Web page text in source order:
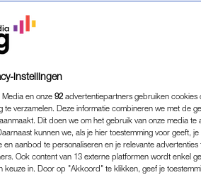
instellingen
en onze 92 advertentiepartners gebruiken
te verzamelen. Deze informatie combineren we met de
Dit doen we om het gebruik van onze media te
kunnen we, als je hier toestemming voor geeft,
en aanbod te personaliseren en je relevante
Ook content van 13 externe platformen wordt enkel
keuze in. Door op "Akkoord" te klikken, geef je